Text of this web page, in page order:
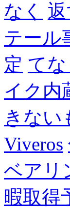
なく
テール
定 て
イク内
きない
Viveros
ベアリ
暇取得